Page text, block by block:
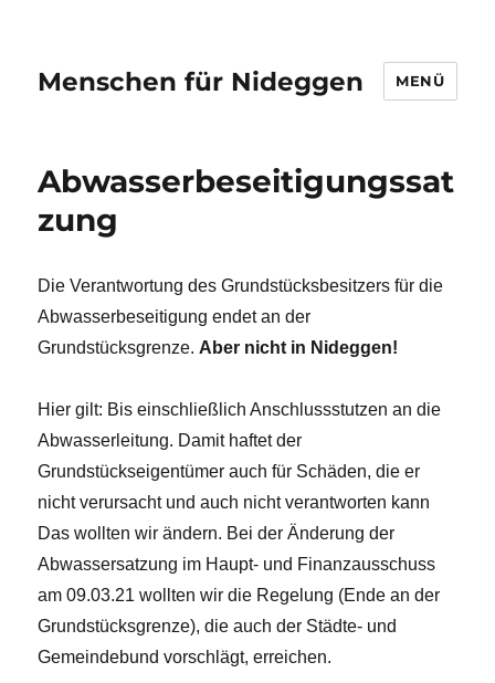
Menschen für Nideggen MENÜ
Abwasserbeseitigungssat
zung
Die Verantwortung des Grundstücksbesitzers für die
Abwasserbeseitigung endet an der
Grundstücksgrenze. Aber nicht in Nideggen!
Hier gilt: Bis einschließlich Anschlussstutzen an die
Abwasserleitung. Damit haftet der
Grundstückseigentümer auch für Schäden, die er
nicht verursacht und auch nicht verantworten kann
Das wollten wir ändern. Bei der Änderung der
Abwassersatzung im Haupt- und Finanzausschuss
am 09.03.21 wollten wir die Regelung (Ende an der
Grundstücksgrenze), die auch der Städte- und
Gemeindebund vorschlägt, erreichen.